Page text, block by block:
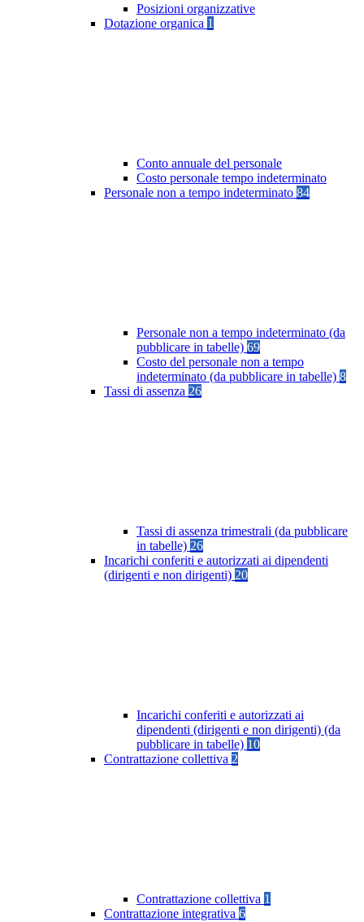
Posizioni organizzative
Dotazione organica 1
Conto annuale del personale
Costo personale tempo indeterminato
Personale non a tempo indeterminato 84
Personale non a tempo indeterminato (da
pubblicare in tabelle) 69
Costo del personale non a tempo
indeterminato (da pubblicare in tabelle) 8
Tassi di assenza 26
Tassi di assenza trimestrali (da pubblicare
in tabelle) 26
Incarichi conferiti e autorizzati ai dipendenti
(dirigenti e non dirigenti) 20
Incarichi conferiti e autorizzati ai
dipendenti (dirigenti e non dirigenti) (da
pubblicare in tabelle) 10
Contrattazione collettiva 2
Contrattazione collettiva 1
Contrattazione integrativa 6